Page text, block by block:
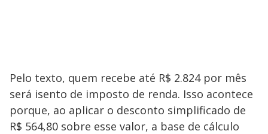
Pelo texto, quem recebe até R$ 2.824 por mês
será isento de imposto de renda. Isso acontece
porque, ao aplicar o desconto simplificado de
R$ 564,80 sobre esse valor, a base de cálculo